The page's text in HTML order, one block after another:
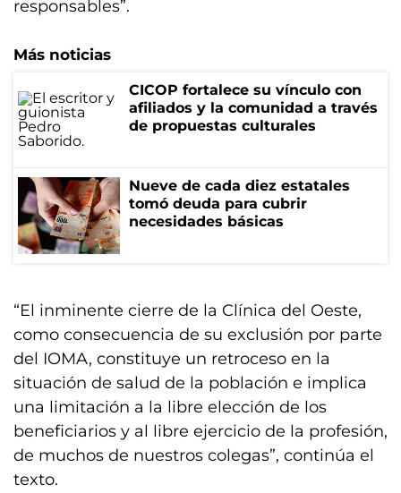
responsables”.
Más noticias
CICOP fortalece su vínculo con
afiliados y la comunidad a través
de propuestas culturales
Nueve de cada diez estatales
tomó deuda para cubrir
necesidades básicas
“El inminente cierre de la Clínica del Oeste,
como consecuencia de su exclusión por parte
del IOMA, constituye un retroceso en la
situación de salud de la población e implica
una limitación a la libre elección de los
beneficiarios y al libre ejercicio de la profesión,
de muchos de nuestros colegas”, continúa el
texto.